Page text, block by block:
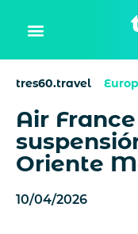
tres60.travel
Air
Oriente
10/04/2026